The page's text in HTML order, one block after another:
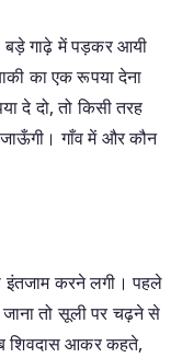
बड़े गाढ़े में पड़कर आयी
का एक रूपया देना
दे दो, तो किसी तरह
गाँव में और कौन
इंतजाम करने लगी। पहले
तो सूली पर चढ़ने से
शिवदास आकर कहते,